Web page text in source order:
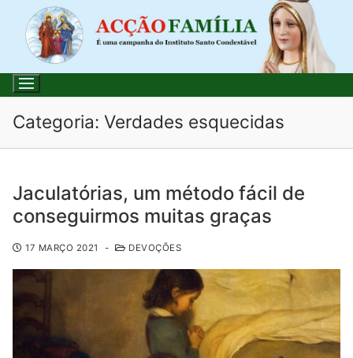
Loja
Blog
Santo do Dia
Categoria: Verdades esquecidas
Jaculatórias, um método fácil de
conseguirmos muitas graças
17 MARÇO 2021 - DEVOÇÕES